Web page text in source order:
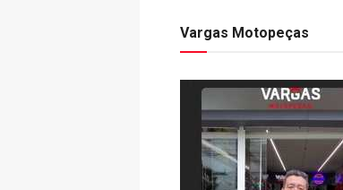
Vargas Motopeças